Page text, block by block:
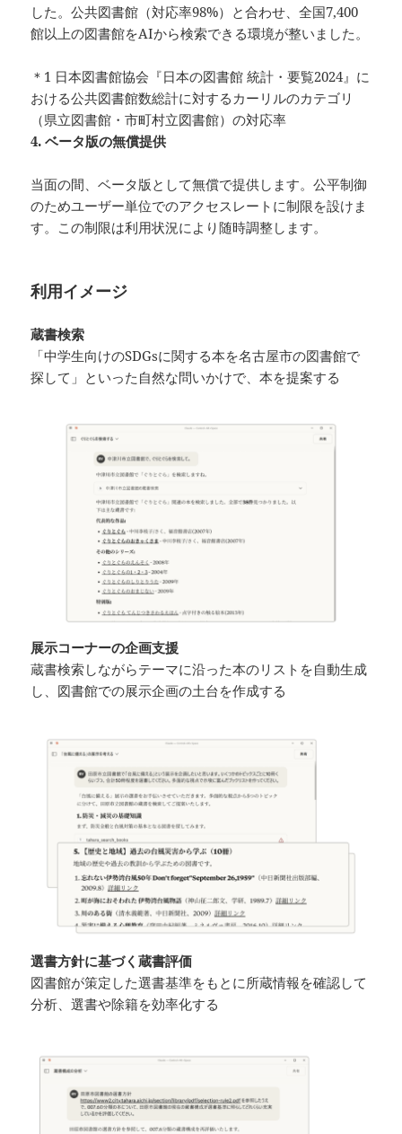
した。公共図書館（対応率98%）と合わせ、全国7,400
館以上の図書館をAIから検索できる環境が整いました。
＊1 日本図書館協会『日本の図書館 統計・要覧2024』に
おける公共図書館数総計に対するカーリルのカテゴリ
（県立図書館・市町村立図書館）の対応率
4. ベータ版の無償提供
当面の間、ベータ版として無償で提供します。公平制御
のためユーザー単位でのアクセスレートに制限を設けま
す。この制限は利用状況により随時調整します。
利用イメージ
蔵書検索
「中学生向けのSDGsに関する本を名古屋市の図書館で
探して」といった自然な問いかけで、本を提案する
展示コーナーの企画支援
蔵書検索しながらテーマに沿った本のリストを自動生成
し、図書館での展示企画の土台を作成する
選書方針に基づく蔵書評価
図書館が策定した選書基準をもとに所蔵情報を確認して
分析、選書や除籍を効率化する